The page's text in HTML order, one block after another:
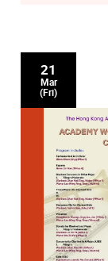
21
Mar
(Fri)